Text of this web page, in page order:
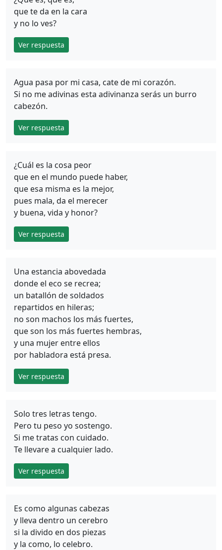
que te da en la cara
y no lo ves?
Ver respuesta
Agua pasa por mi casa, cate de mi corazón.
Si no me adivinas esta adivinanza serás un burro
cabezón.
Ver respuesta
¿Cuál es la cosa peor
que en el mundo puede haber,
que esa misma es la mejor,
pues mala, da el merecer
y buena, vida y honor?
Ver respuesta
Una estancia abovedada
donde el eco se recrea;
un batallón de soldados
repartidos en hileras;
no son machos los más fuertes,
que son los más fuertes hembras,
y una mujer entre ellos
por habladora está presa.
Ver respuesta
Solo tres letras tengo.
Pero tu peso yo sostengo.
Si me tratas con cuidado.
Te llevare a cualquier lado.
Ver respuesta
Es como algunas cabezas
y lleva dentro un cerebro
si la divido en dos piezas
y la como, lo celebro.